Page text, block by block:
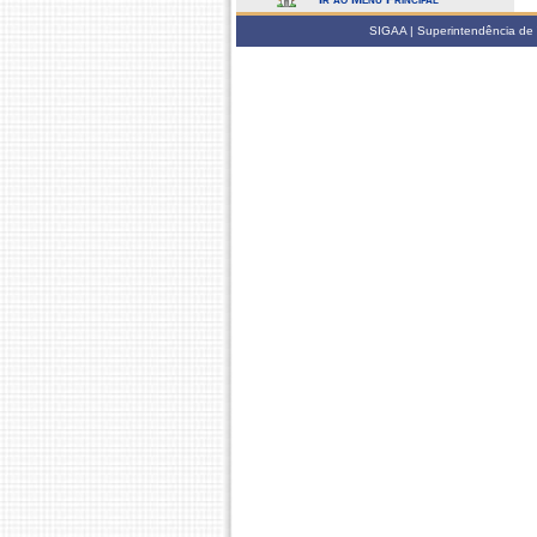
SIGAA | Superintendência